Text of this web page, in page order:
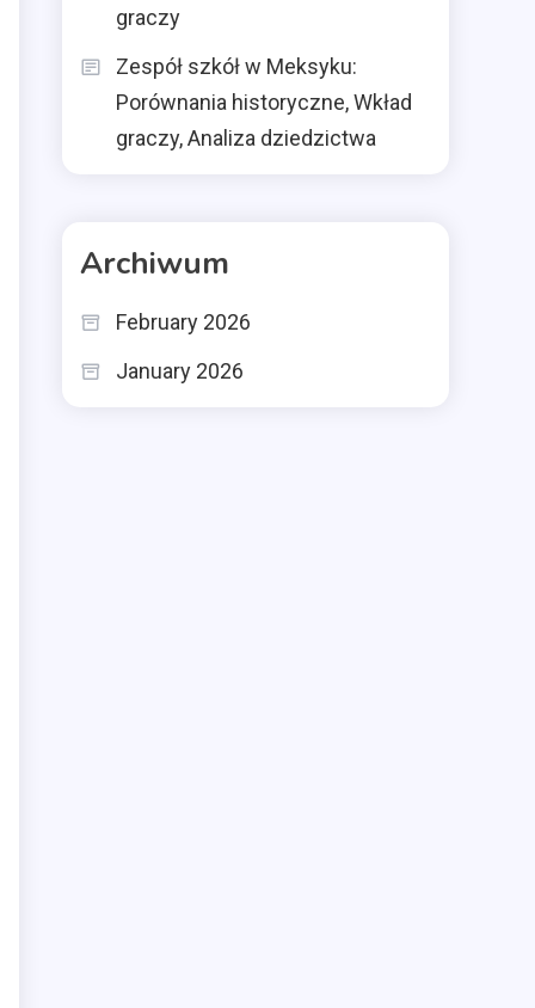
graczy
Zespół szkół w Meksyku:
Porównania historyczne, Wkład
graczy, Analiza dziedzictwa
Archiwum
February 2026
January 2026